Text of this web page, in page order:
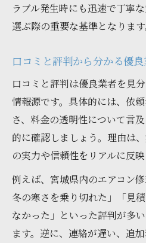
ラブル発生時にも迅速で丁寧
選ぶ際の重要な基準となります
口コミと評判から分かる優
口コミと評判は優良業者を見
情報源です。具体的には、依
さ、料金の透明性について言
的に確認しましょう。理由は
の実力や信頼性をリアルに反映
例えば、宮城県内のエアコン
冬の寒さを乗り切れた」「見
なかった」といった評判が多
ます。逆に、連絡が遅い、追